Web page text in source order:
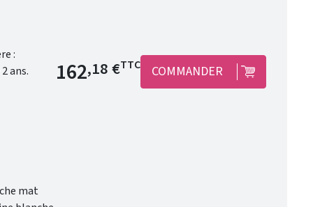
et sans siphon. Garantie 2 ans.
Prix de base
162,18 €TTC COMMANDER
mat